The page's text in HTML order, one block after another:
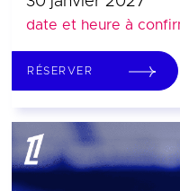
date et heure à
RÉSERVER